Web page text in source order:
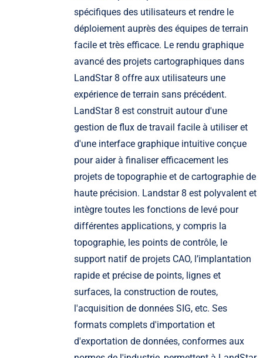
spécifiques des utilisateurs et rendre le
déploiement auprès des équipes de terrain
facile et très efficace. Le rendu graphique
avancé des projets cartographiques dans
LandStar 8 offre aux utilisateurs une
expérience de terrain sans précédent.
LandStar 8 est construit autour d'une
gestion de flux de travail facile à utiliser et
d'une interface graphique intuitive conçue
pour aider à finaliser efficacement les
projets de topographie et de cartographie de
haute précision. Landstar 8 est polyvalent et
intègre toutes les fonctions de levé pour
différentes applications, y compris la
topographie, les points de contrôle, le
support natif de projets CAO, l’implantation
rapide et précise de points, lignes et
surfaces, la construction de routes,
l'acquisition de données SIG, etc. Ses
formats complets d'importation et
d'exportation de données, conformes aux